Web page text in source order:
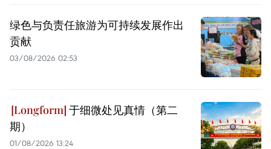
绿色与负责任旅游为可持续发展作出
贡献
03/08/2026 02:53
于细微处见真情（第二
期）
01/08/2026 13:24